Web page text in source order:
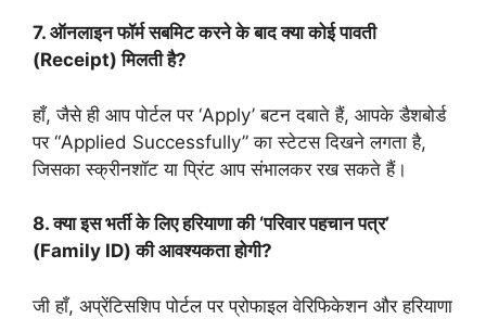
7. ऑनलाइन फॉर्म सबमिट करने के बाद क्या कोई पावती
(Receipt) मिलती है?
हाँ, जैसे ही आप पोर्टल पर ‘Apply’ बटन दबाते हैं, आपके डैशबोर्ड
पर “Applied Successfully” का स्टेटस दिखने लगता है,
जिसका स्क्रीनशॉट या प्रिंट आप संभालकर रख सकते हैं।
8. क्या इस भर्ती के लिए हरियाणा की ‘परिवार पहचान पत्र’
(Family ID) की आवश्यकता होगी?
जी हाँ, अप्रेंटिसशिप पोर्टल पर प्रोफाइल वेरिफिकेशन और हरियाणा